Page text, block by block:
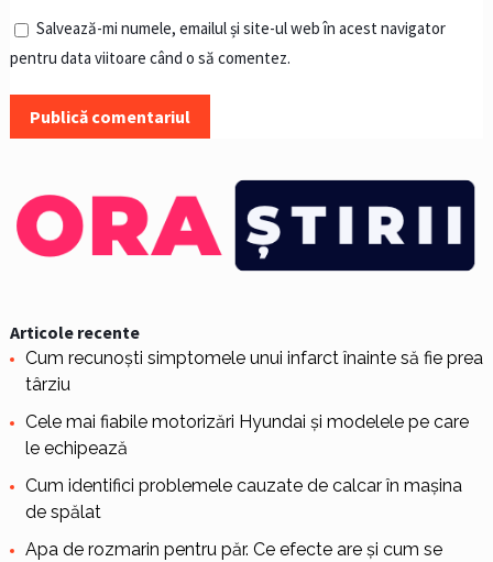
Salvează-mi numele, emailul și site-ul web în acest navigator
pentru data viitoare când o să comentez.
Articole recente
Cum recunoști simptomele unui infarct înainte să fie prea
târziu
Cele mai fiabile motorizări Hyundai și modelele pe care
le echipează
Cum identifici problemele cauzate de calcar în mașina
de spălat
Apa de rozmarin pentru păr. Ce efecte are și cum se